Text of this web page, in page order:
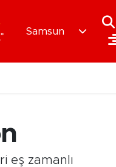
°
Samsun
eş zamanlı